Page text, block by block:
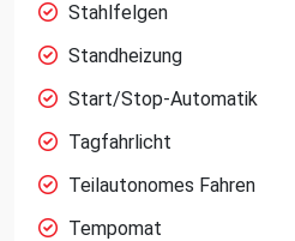
Stahlfelgen
Standheizung
Start/Stop-Automatik
Tagfahrlicht
Teilautonomes Fahren
Tempomat